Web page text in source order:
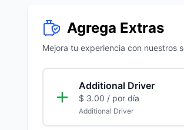
Agrega Extras
Mejora tu experiencia con nuestros
Additional Driver
$ 3.00 / por día
Additional Driver